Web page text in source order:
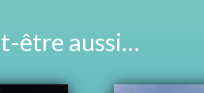
être aussi…